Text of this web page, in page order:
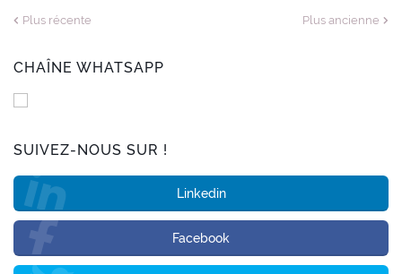
Plus récente Plus ancienne
CHAÎNE WHATSAPP
SUIVEZ-NOUS SUR !
Linkedin
Facebook